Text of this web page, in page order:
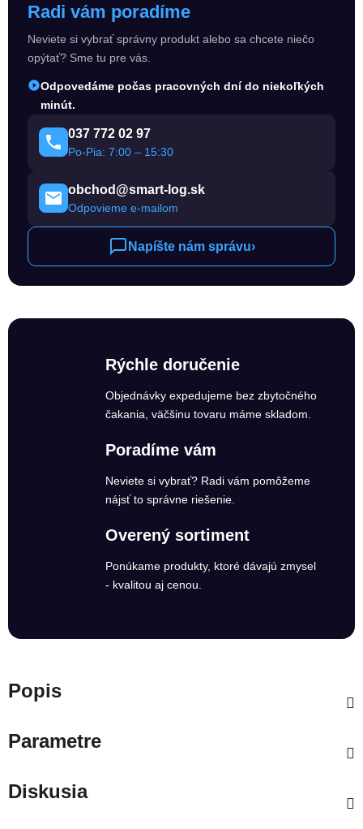
Radi vám poradíme
Neviete si vybrať správny produkt alebo sa chcete niečo
opýtať? Sme tu pre vás.
Odpovedáme počas pracovných dní do niekoľkých
minút.
037 772 02 97
Po-Pia: 7:00 – 15:30
obchod@smart-log.sk
Odpovieme e-mailom
Napíšte nám správu›
Rýchle doručenie
Objednávky expedujeme bez zbytočného
čakania, väčšinu tovaru máme skladom.
Poradíme vám
Neviete si vybrať? Radi vám pomôžeme
nájsť to správne riešenie.
Overený sortiment
Ponúkame produkty, ktoré dávajú zmysel
- kvalitou aj cenou.
Popis
Parametre
Diskusia